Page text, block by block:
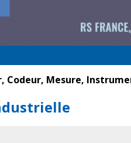
Codeur, Mesure,